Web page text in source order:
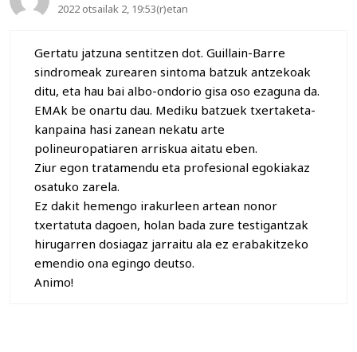
2022 otsailak 2, 19:53(r)etan
Gertatu jatzuna sentitzen dot. Guillain-Barre
sindromeak zurearen sintoma batzuk antzekoak
ditu, eta hau bai albo-ondorio gisa oso ezaguna da.
EMAk be onartu dau. Mediku batzuek txertaketa-
kanpaina hasi zanean nekatu arte
polineuropatiaren arriskua aitatu eben.
Ziur egon tratamendu eta profesional egokiakaz
osatuko zarela.
Ez dakit hemengo irakurleen artean nonor
txertatuta dagoen, holan bada zure testigantzak
hirugarren dosiagaz jarraitu ala ez erabakitzeko
emendio ona egingo deutso.
Animo!